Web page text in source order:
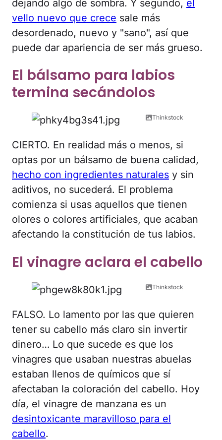
dejando algo de sombra. Y segundo, el
vello nuevo que crece sale más
desordenado, nuevo y "sano", así que
puede dar apariencia de ser más grueso.
El bálsamo para labios
termina secándolos
Thinkstock
CIERTO. En realidad más o menos, si
optas por un bálsamo de buena calidad,
hecho con ingredientes naturales y sin
aditivos, no sucederá. El problema
comienza si usas aquellos que tienen
olores o colores artificiales, que acaban
afectando la constitución de tus labios.
El vinagre aclara el cabello
Thinkstock
FALSO. Lo lamento por las que quieren
tener su cabello más claro sin invertir
dinero… Lo que sucede es que los
vinagres que usaban nuestras abuelas
estaban llenos de químicos que sí
afectaban la coloración del cabello. Hoy
día, el vinagre de manzana es un
desintoxicante maravilloso para el
cabello.